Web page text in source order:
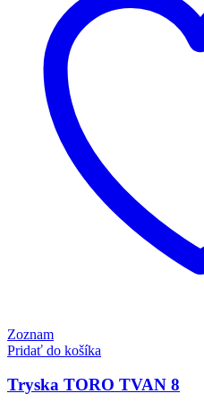
Zoznam
Pridať do košíka
Tryska TORO TVAN 8